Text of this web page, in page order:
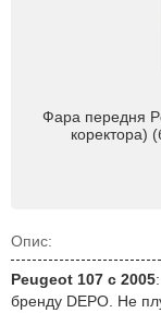
Фара передня
коректора)
Опис:
Peugeot 107 с 2005
бренду DEPO. Не